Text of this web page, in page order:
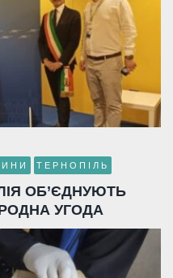
ТЕРНОПІЛЬ
ОБ’ЄДНУЮТЬ
УГОДА